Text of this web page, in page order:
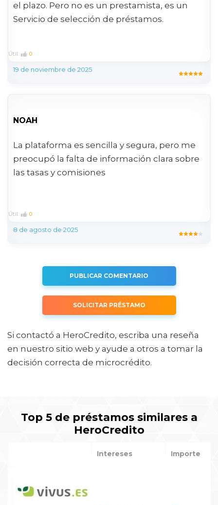
el plazo. Pero no es un prestamista, es un
Servicio de selección de préstamos.
Útil: 0
19 de noviembre de 2025
NOAH
La plataforma es sencilla y segura, pero me
preocupó la falta de información clara sobre
las tasas y comisiones
Útil: 0
8 de agosto de 2025
PUBLICAR COMENTARIO
SOLICITAR PRÉSTAMO
Si contactó a HeroCredito, escriba una reseña
en nuestro sitio web y ayude a otros a tomar la
decisión correcta de microcrédito.
Top 5 de préstamos similares a
HeroCredito
Intereses Importe